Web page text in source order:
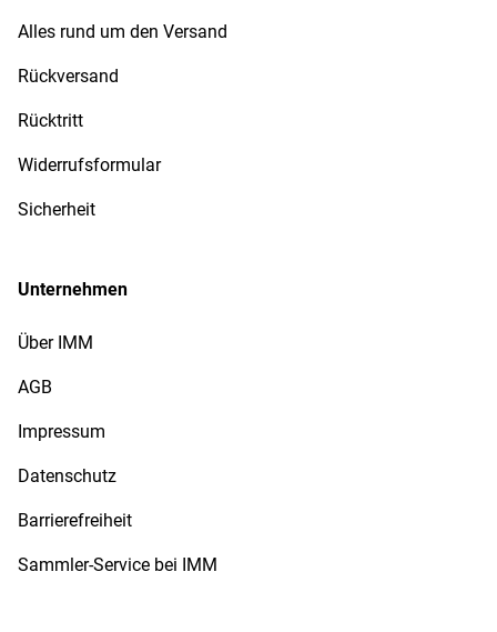
Alles rund um den Versand
Rückversand
Rücktritt
Widerrufsformular
Sicherheit
Unternehmen
Über IMM
AGB
Impressum
Datenschutz
Barrierefreiheit
Sammler-Service bei IMM